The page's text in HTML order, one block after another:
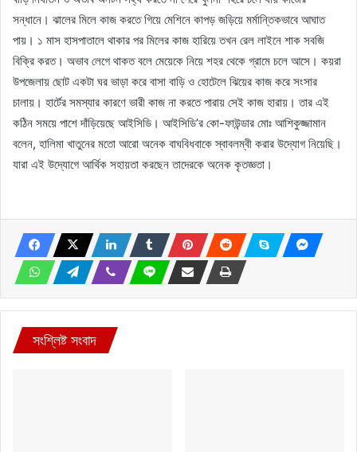
সন্ধানে। ঝালের মিলে কাজ করতে গিয়ে মেশিনে কাপড় জড়িয়ে মর্মান্তিকভাবে আঘাত
পায়। ১ মাস হাসপাতালে থাকার পর মিলের কাজ হারিয়ে তখন রেল লাইনে শাক সবজি
বিক্রি করত। অভাব লেগে থাকত বলে মেয়েকে নিয়ে শহর থেকে গ্রামে চলে আসে। কয়রা
উপজেলায় ছোট একটা ঘর ভাড়া করে বাসা বাড়ি ও হোটেলে ঝিয়ের কাজ করে সংসার
চালায়। হার্টের সমস্যার কারণে ভারী কাজ না করতে পারায় সেই কাজ হারায়। তার এই
কঠিন সময়ে পাশে দাঁড়িয়েছে আইসিডি। আইসিডি’র কো-ফাউন্ডার মোঃ আশিকুজ্জামান
বলেন, হালিমা খাতুনের মতো আরো অনেক বাঘবিধবাকে স্বাবলম্বী করার উদ্যোগ নিয়েছি।
যারা এই উদ্যোগে আর্থিক সহায়তা করছেন তাদেরকে অনেক কৃতজ্ঞতা।
সংশ্লিষ্ট সংবাদ